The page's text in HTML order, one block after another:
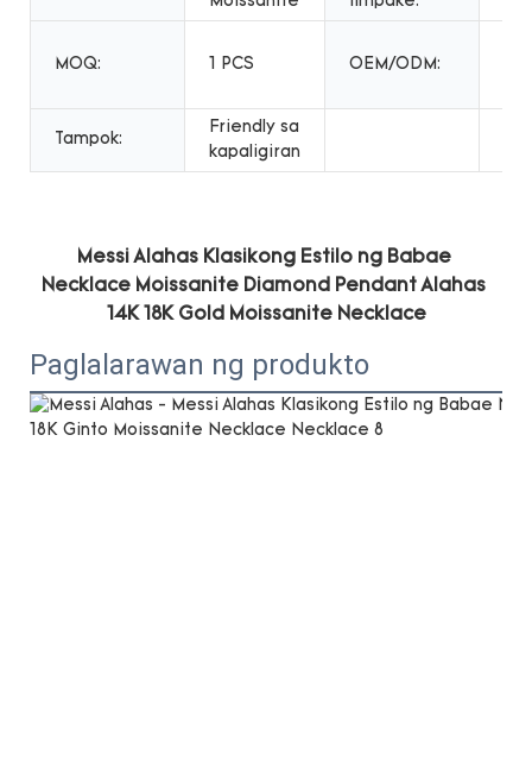
MOQ: 1 PCS OEM/ODM:
Tampok:
Friendly sa
kapaligiran
Messi Alahas Klasikong Estilo ng Babae
Necklace Moissanite Diamond Pendant Alahas
14K 18K Gold Moissanite Necklace
Paglalarawan ng produkto